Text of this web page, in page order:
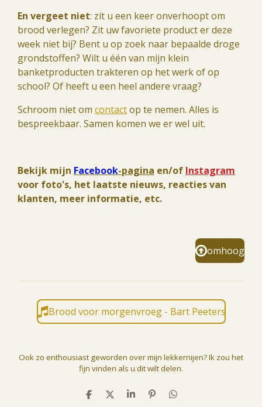
En vergeet niet: zit u een keer onverhoopt om
brood verlegen? Zit uw favoriete product er deze
week niet bij? Bent u op zoek naar bepaalde droge
grondstoffen? Wilt u één van mijn klein
banketproducten trakteren op het werk of op
school? Of heeft u een heel andere vraag?
Schroom niet om contactop te nemen. Alles is
bespreekbaar. Samen komen we er wel uit.
Bekijk mijn Facebook-pagina en/of Instagram
voor foto's, het laatste nieuws, reacties van
klanten, meer informatie, etc.
omhoog
Brood voor morgenvroeg - Bart Peeters
Ook zo enthousiast geworden over mijn lekkernijen? Ik zou het
fijn vinden als u dit wilt delen.
D
D
S
P
D